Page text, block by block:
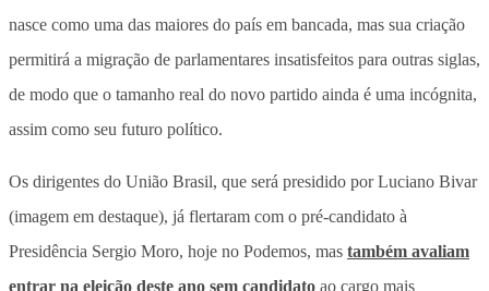
nasce como uma das maiores do país em bancada, mas sua criação
permitirá a migração de parlamentares insatisfeitos para outras siglas,
de modo que o tamanho real do novo partido ainda é uma incógnita,
assim como seu futuro político.
Os dirigentes do União Brasil, que será presidido por Luciano Bivar
(imagem em destaque), já flertaram com o pré-candidato à
Presidência Sergio Moro, hoje no Podemos, mas também avaliam
entrar na eleição deste ano sem candidato ao cargo mais